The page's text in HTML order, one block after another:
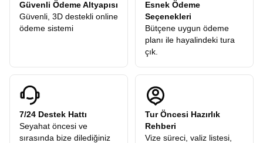
Güvenli Ödeme Altyapısı
Güvenli, 3D destekli online
ödeme sistemi
Esnek Ödeme
Seçenekleri
Bütçene uygun ödeme
planı ile hayalindeki tura
çık.
7/24 Destek Hattı
Seyahat öncesi ve
sırasında bize dilediğiniz
Tur Öncesi Hazırlık
Rehberi
Vize süreci, valiz listesi,